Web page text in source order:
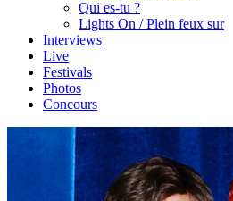
Qui es-tu ?
Lights On / Plein feux sur
Interviews
Live
Festivals
Photos
Concours